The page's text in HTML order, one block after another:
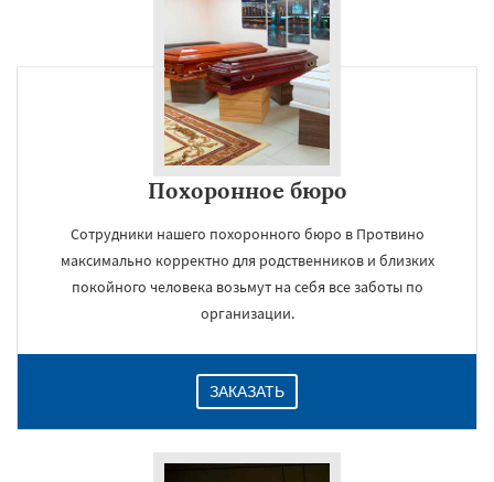
Похоронное бюро
Сотрудники нашего похоронного бюро в Протвино
максимально корректно для родственников и близких
покойного человека возьмут на себя все заботы по
организации.
ЗАКАЗАТЬ